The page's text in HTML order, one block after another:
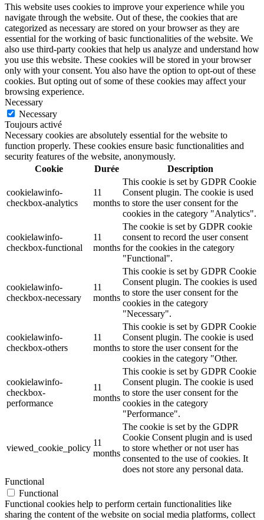
This website uses cookies to improve your experience while you
navigate through the website. Out of these, the cookies that are
categorized as necessary are stored on your browser as they are
essential for the working of basic functionalities of the website. We
also use third-party cookies that help us analyze and understand how
you use this website. These cookies will be stored in your browser
only with your consent. You also have the option to opt-out of these
cookies. But opting out of some of these cookies may affect your
browsing experience.
Necessary
Necessary
Toujours activé
Necessary cookies are absolutely essential for the website to
function properly. These cookies ensure basic functionalities and
security features of the website, anonymously.
Cookie
Durée Description
cookielawinfo-
checkbox-analytics
11
months
This cookie is set by GDPR Cookie
Consent plugin. The cookie is used
to store the user consent for the
cookies in the category "Analytics".
cookielawinfo-
checkbox-functional
11
months
The cookie is set by GDPR cookie
consent to record the user consent
for the cookies in the category
"Functional".
cookielawinfo-
checkbox-necessary
11
months
This cookie is set by GDPR Cookie
Consent plugin. The cookies is used
to store the user consent for the
cookies in the category
"Necessary".
cookielawinfo-
checkbox-others
11
months
This cookie is set by GDPR Cookie
Consent plugin. The cookie is used
to store the user consent for the
cookies in the category "Other.
cookielawinfo-
checkbox-
performance
11
months
This cookie is set by GDPR Cookie
Consent plugin. The cookie is used
to store the user consent for the
cookies in the category
"Performance".
viewed_cookie_policy
11
months
The cookie is set by the GDPR
Cookie Consent plugin and is used
to store whether or not user has
consented to the use of cookies. It
does not store any personal data.
Functional
Functional
Functional cookies help to perform certain functionalities like
sharing the content of the website on social media platforms, collect